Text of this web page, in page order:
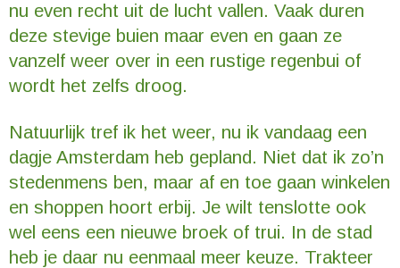
nu even recht uit de lucht vallen. Vaak duren
deze stevige buien maar even en gaan ze
vanzelf weer over in een rustige regenbui of
wordt het zelfs droog.
Natuurlijk tref ik het weer, nu ik vandaag een
dagje Amsterdam heb gepland. Niet dat ik zo’n
stedenmens ben, maar af en toe gaan winkelen
en shoppen hoort erbij. Je wilt tenslotte ook
wel eens een nieuwe broek of trui. In de stad
heb je daar nu eenmaal meer keuze. Trakteer